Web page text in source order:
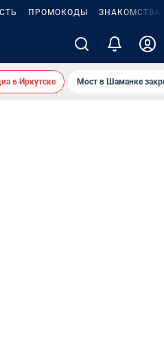
ПРОМОКОДЫ ЗНАКОМСТВА
в Иркутске Мост в Шаманке